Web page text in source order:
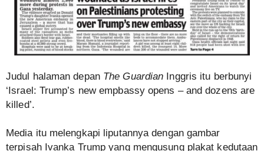
Judul halaman depan The Guardian Inggris itu berbunyi
‘Israel: Trump’s new empbassy opens – and dozens are
killed’.
Media itu melengkapi liputannya dengan gambar
terpisah Ivanka Trump yang mengusung plakat kedutaan